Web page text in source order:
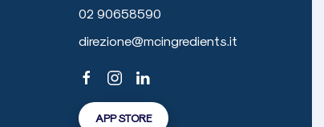
02 90658590
direzione@mcingredients.it
APP STORE